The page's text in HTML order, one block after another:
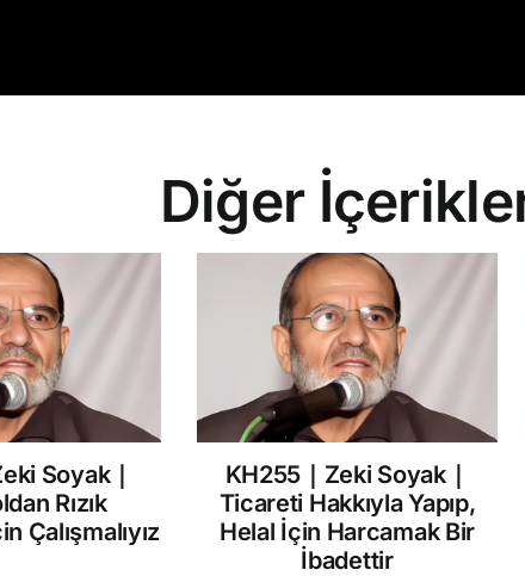
Diğer
Soyak｜
Rızık
Çalışmalıyız
KH255｜Zeki Soyak｜
Ticareti Hakkıyla Yapıp,
Helal İçin Harcamak Bir
İbadettir